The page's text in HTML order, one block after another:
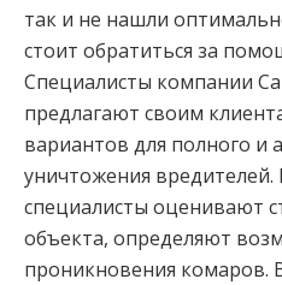
так и не нашли
стоит обратиться за
Специалисты компании
предлагают своим
вариантов для полного и
уничтожения
специалисты оценивают
объекта, определяют
проникновения комаров.